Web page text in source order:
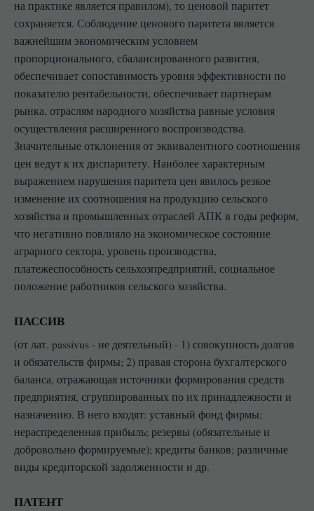
на практике является правилом), то ценовой паритет
сохраняется. Соблюдение ценового паритета является
важнейшим экономическим условием
пропорционального, сбалансированного развития,
обеспечивает сопоставимость уровня эффективности по
показателю рентабельности, обеспечивает партнерам
рынка, отраслям народного хозяйства равные условия
осуществления расширенного воспроизводства.
Значительные отклонения от эквивалентного соотношения
цен ведут к их диспаритету. Наиболее характерным
выражением нарушения паритета цен явилось резкое
изменение их соотношения на продукцию сельского
хозяйства и промышленных отраслей АПК в годы реформ,
что негативно повлияло на экономическое состояние
аграрного сектора, уровень производства,
платежеспособность сельхозпредприятий, социальное
положение работников сельского хозяйства.
ПАССИВ
(от лат. passivus - не деятельный) - 1) совокупность долгов
и обязательств фирмы; 2) правая сторона бухгалтерского
баланса, отражающая источники формирования средств
предприятия, сгруппированных по их принадлежности и
назначению. В него входят: уставный фонд фирмы;
нераспределенная прибыль; резервы (обязательные и
добровольно формируемые); кредиты банков; различные
виды кредиторской задолженности и др.
ПАТЕНТ